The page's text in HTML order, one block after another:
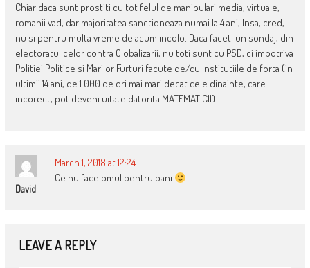
Chiar daca sunt prostiti cu tot felul de manipulari media, virtuale,
romanii vad, dar majoritatea sanctioneaza numai la 4 ani, Insa, cred,
nu si pentru multa vreme de acum incolo. Daca faceti un sondaj, din
electoratul celor contra Globalizarii, nu toti sunt cu PSD, ci impotriva
Politiei Politice si Marilor Furturi facute de/cu Institutiile de forta (in
ultimii 14 ani, de 1.000 de ori mai mari decat cele dinainte, care
incorect, pot deveni uitate datorita MATEMATICII).
David
March 1, 2018 at 12:24
Ce nu face omul pentru bani
…
LEAVE A REPLY